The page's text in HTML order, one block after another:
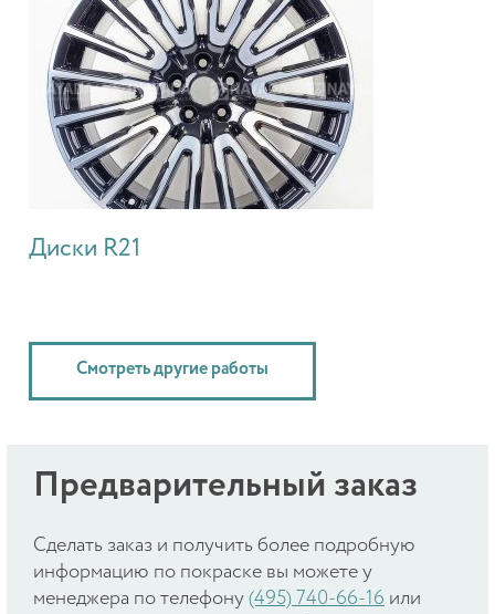
Диски R21
Смотреть другие работы
Предварительный заказ
Cделать заказ и получить более подробную
информацию по покраске вы можете у
менеджера по телефону (495) 740-66-16 или